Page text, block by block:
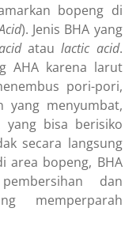
bopeng di
). Jenis BHA yang
ataulactic acid.
AHA karena larut
pori-pori,
yang menyumbat,
yang bisa berisiko
secara langsung
area bopeng, BHA
dan
memperparah